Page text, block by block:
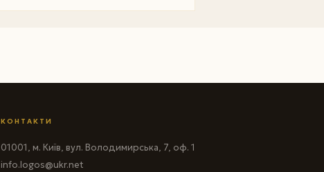
КОНТАКТИ
01001, м. Київ, вул. Володимирська, 7, оф. 1
info.logos@ukr.net